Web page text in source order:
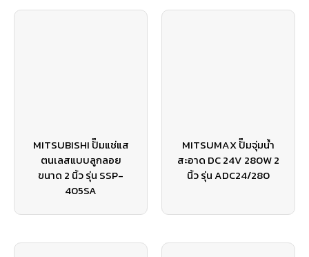
MITSUBISHI ปั๊มแช่แส
ตนเลสแบบลูกลอย
ขนาด 2 นิ้ว รุ่น SSP-
405SA
MITSUMAX ปั๊มจุ่มน้ำ
สะอาด DC 24V 280W 2
นิ้ว รุ่น ADC24/280